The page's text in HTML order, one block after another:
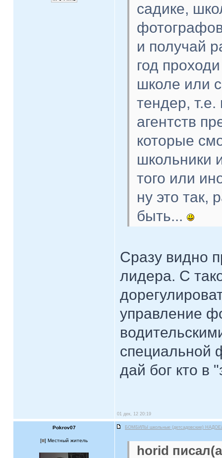
садике,
и получай
год
школе или
тендер,
агентств
которые
школьники
того или
ну это так,
быть...
Сразу видно
лидера. С
управление
специальной
дай бог кто в
01 дек, 12 20:19
Pokrov07 БОМБИЛЫ школьные (детсадовские)
[ ] Местный житель
horid